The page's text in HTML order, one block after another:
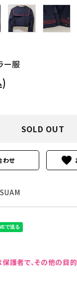
ー服
SOLD OUT
わせ favorite
護者で、その他の目